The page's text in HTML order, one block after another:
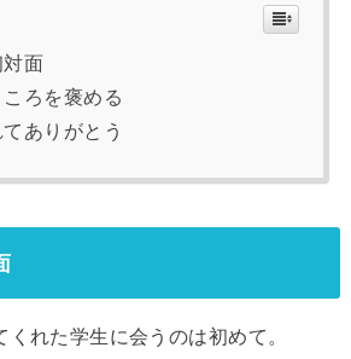
対面
ろを褒める
ありがとう
れた学生に会うのは初めて。